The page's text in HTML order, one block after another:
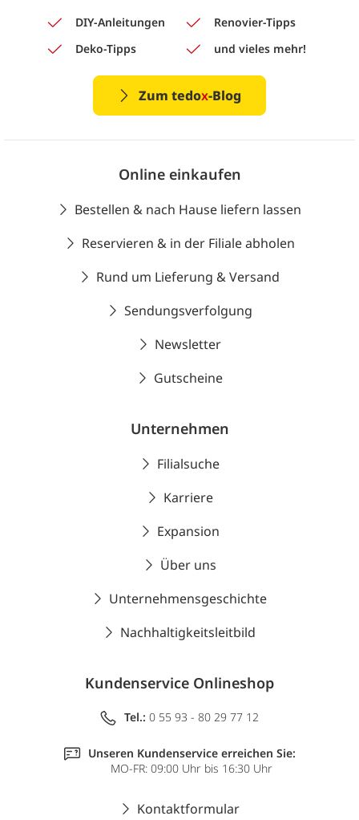
DIY-Anleitungen
Renovier-Tipps
Deko-Tipps
und vieles mehr!
Zum tedox-Blog
Online einkaufen
Bestellen & nach Hause liefern lassen
Reservieren & in der Filiale abholen
Rund um Lieferung & Versand
Sendungsverfolgung
Newsletter
Gutscheine
Unternehmen
Filialsuche
Karriere
Expansion
Über uns
Unternehmensgeschichte
Nachhaltigkeitsleitbild
Kundenservice Onlineshop
Tel.: 0 55 93 - 80 29 77 12
Unseren Kundenservice erreichen Sie:
MO-FR: 09:00 Uhr bis 16:30 Uhr
Kontaktformular